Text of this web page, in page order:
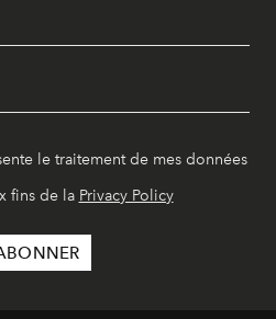
le traitement de mes données
fins de la Privacy Policy